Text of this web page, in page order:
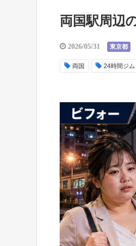
両国駅周辺
2026/05/31 東京都
両国 24時間ジム